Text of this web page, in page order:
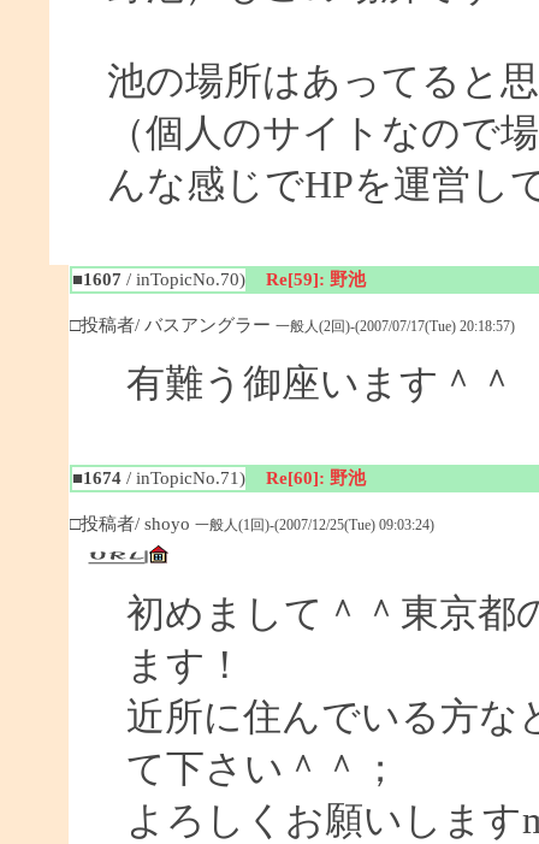
池の場所はあってると
（個人のサイトなので
んな感じでHPを運営し
■1607 / inTopicNo.70) Re[59]: 野池
□投稿者/ バスアングラー 一般人(2回)-(2007/07/17(Tue) 20:18:57)
有難う御座います＾＾
■1674/ inTopicNo.71) Re[60]: 野池
□投稿者/ shoyo 一般人(1回)-(2007/12/25(Tue) 09:03:24)
初めまして＾＾東京都
ます！
近所に住んでいる方な
て下さい＾＾；
よろしくお願いします